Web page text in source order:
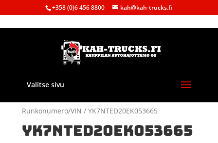
+358 (0)6 456 8800 kah@kah-trucks.fi
Valitse sivu
Runkonumero/VIN / YK7NTED20EK053665
YK7NTED20EK053665